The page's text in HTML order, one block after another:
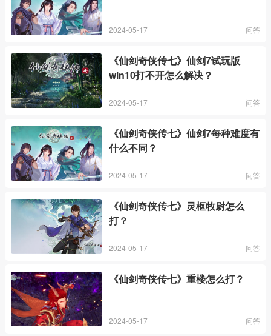
2024-05-17 问答
《仙剑奇侠传七》仙剑7试玩版
win10打不开怎么解决？
2024-05-17 问答
《仙剑奇侠传七》仙剑7每种难度有
什么不同？
2024-05-17 问答
《仙剑奇侠传七》灵枢牧尉怎么
打？
2024-05-17 问答
《仙剑奇侠传七》重楼怎么打？
2024-05-17 问答